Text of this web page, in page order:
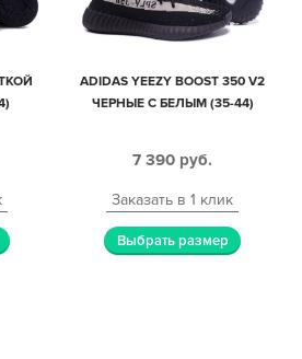
ADIDAS YEEZY BOOST 350 V2
ЧЕРНЫЕ С БЕЛЫМ (35-44)
7 390 руб.
Заказать в 1 клик
Выбрать размер